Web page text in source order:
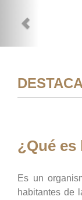
¿Qué es
Es un
habitantes de